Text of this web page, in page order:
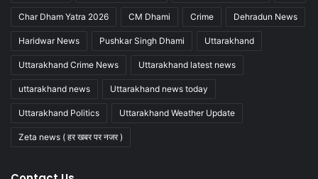
Char Dham Yatra 2026 CM Dhami Crime Dehradun News
Haridwar News Pushkar Singh Dhami Uttarakhand
Uttarakhand Crime News Uttarakhand latest news
uttarakhand news Uttarakhand news today
Uttarakhand Politics Uttarakhand Weather Update
Zeta news ( हर खबर पर नजर )